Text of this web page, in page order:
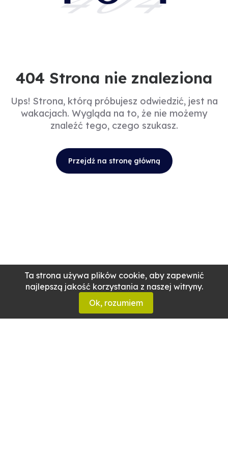
Ta strona używa plików cookie, aby zapewnić
najlepszą jakość korzystania z naszej witryny.
Ok, rozumiem
404 Strona nie znaleziona
Ups! Strona, którą próbujesz odwiedzić, jest na
wakacjach. Wygląda na to, że nie możemy
znaleźć tego, czego szukasz.
Przejdź na stronę główną